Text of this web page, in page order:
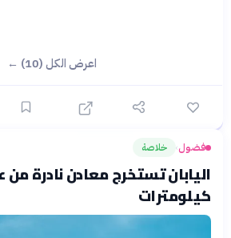
اعرض الكل (10) ←
فضول› خلاصة
كيلومترات